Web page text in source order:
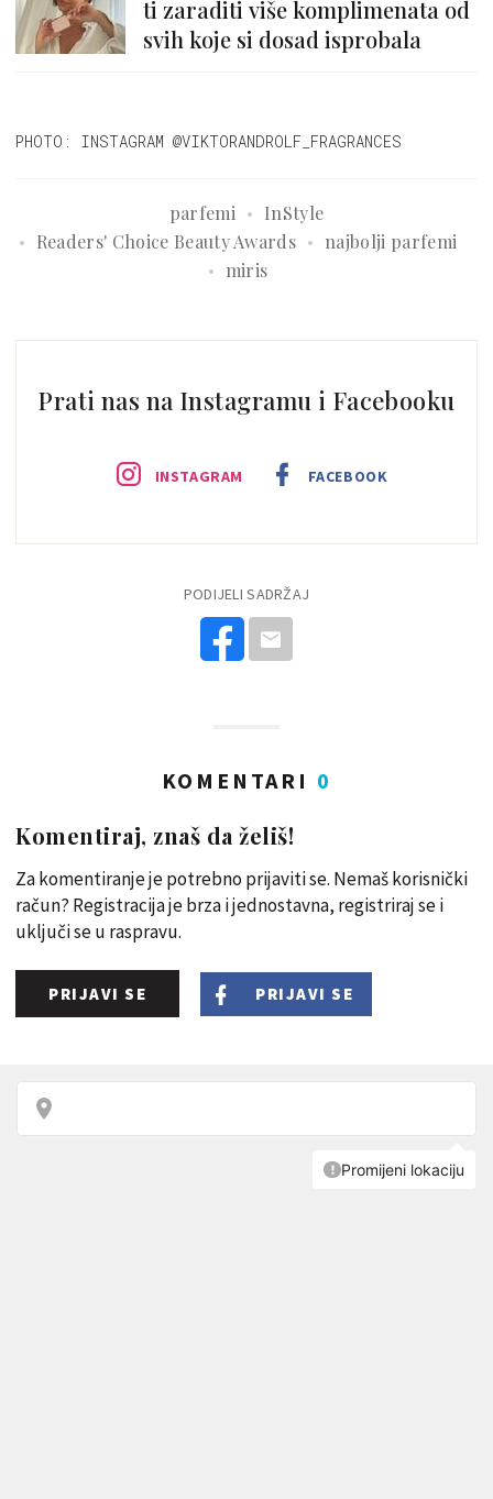
ti zaraditi više komplimenata od
svih koje si dosad isprobala
PHOTO: INSTAGRAM @VIKTORANDROLF_FRAGRANCES
parfemi
InStyle
Readers' Choice Beauty Awards
najbolji parfemi
miris
Prati nas na Instagramu i Facebooku
INSTAGRAM FACEBOOK
PODIJELI SADRŽAJ
KOMENTARI 0
Komentiraj, znaš da želiš!
Za komentiranje je potrebno prijaviti se. Nemaš korisnički
račun? Registracija je brza i jednostavna, registriraj se i
uključi se u raspravu.
PRIJAVI SE PRIJAVI SE